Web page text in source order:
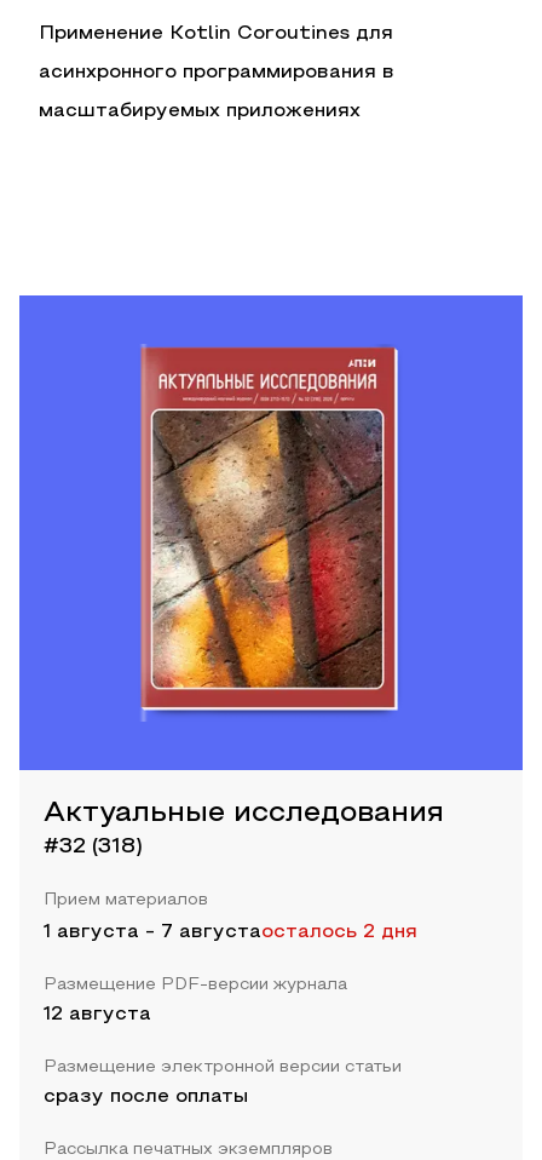
Применение Kotlin Coroutines для
асинхронного программирования в
масштабируемых приложениях
Актуальные исследования
#32 (318)
Прием материалов
1 августа - 7 августаосталось 2 дня
Размещение PDF-версии журнала
12 августа
Размещение электронной версии статьи
сразу после оплаты
Рассылка печатных экземпляров